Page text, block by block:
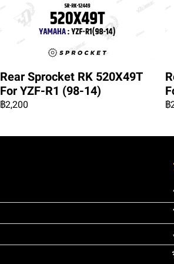
Rear Sprocket RK 520X49T
For YZF-R1 (98-14)
฿2,200 ฿